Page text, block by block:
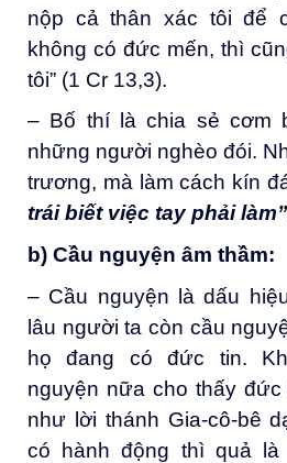
nộp cả thân xác tôi để
không có đức mến, thì
tôi” (1 Cr 13,3).
– Bố thí là chia sẻ cơm
những người nghèo đói.
trương, mà làm cách kín
trái biết việc tay phải làm”
b) Cầu nguyện âm thầm:
– Cầu nguyện là dấu
lâu người ta còn cầu
họ đang có đức tin.
nguyện nữa cho thấy
như lời thánh Gia-cô-bê
có hành động thì quả là